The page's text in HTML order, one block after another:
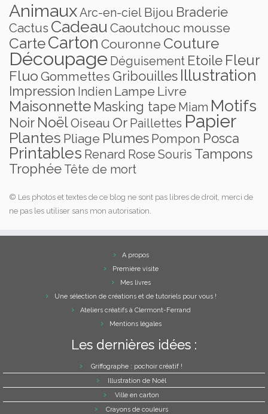
AnimauxArc-en-ciel Bijou Braderie
Cactus Cadeau Caoutchouc mousse
CarteCarton Couronne Couture
Découpage Déguisement Etoile Fleur
Fluo Gommettes Gribouilles Illustration
Impression Indien Lampe Livre
Maisonnette Masking tape Miam Motifs
Noir NoëlOiseau Or Paillettes Papier
Plantes Pliage Plumes Pompon Posca
Printables Renard Rose Souris Tampons
Trophée Tête de mort
© Les photos et textes de ce blog ne sont pas libres de droit, merci de
ne pas les utiliser sans mon autorisation.
A propos
Première visite
Mes livres
Une sélection de créations et de tutoriels pour vous !
Ateliers créatifs à Clermont-Ferrand
Mentions légales
Les dernières idées :
Griffographe : pochoir créatif !
Illustration de Noël
Ville en carton
Crayons de couleurs